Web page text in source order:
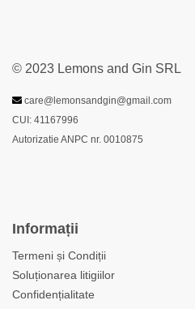
© 2023 Lemons and Gin SRL
care@lemonsandgin@gmail.com
CUI: 41167996
Autorizatie ANPC nr. 0010875
Informații
Termeni și Condiții
Soluționarea litigiilor
Confidențialitate